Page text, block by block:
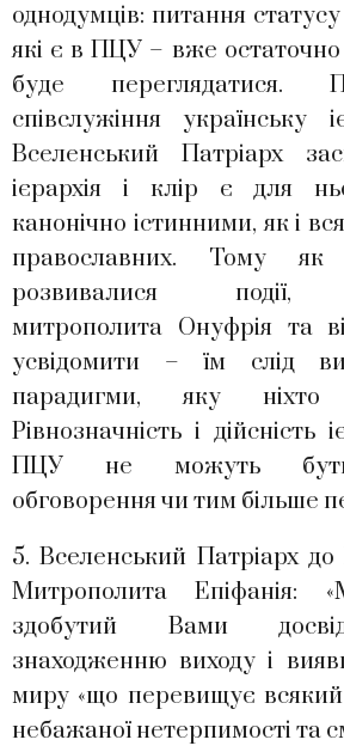
однодумців: питання статусу
які є в ПЦУ – вже
буде переглядатися.
співслужіння українську
Вселенський Патріарх
ієрархія і клір є для
канонічно істинними, як і
православних. Тому
розвивалися події,
митрополита Онуфрія та
усвідомити – їм слід
парадигми, яку
Рівнозначність і дійсність
ПЦУ не можуть
обговорення чи тим більше
5. Вселенський Патріарх
Митрополита Епіфанія:
здобутий Вами
знаходженню виходу і
миру «що перевищує
небажаної нетерпимості та